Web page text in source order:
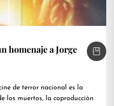
homenaje a Jorge
de terror nacional es la
los muertos, la coproducción